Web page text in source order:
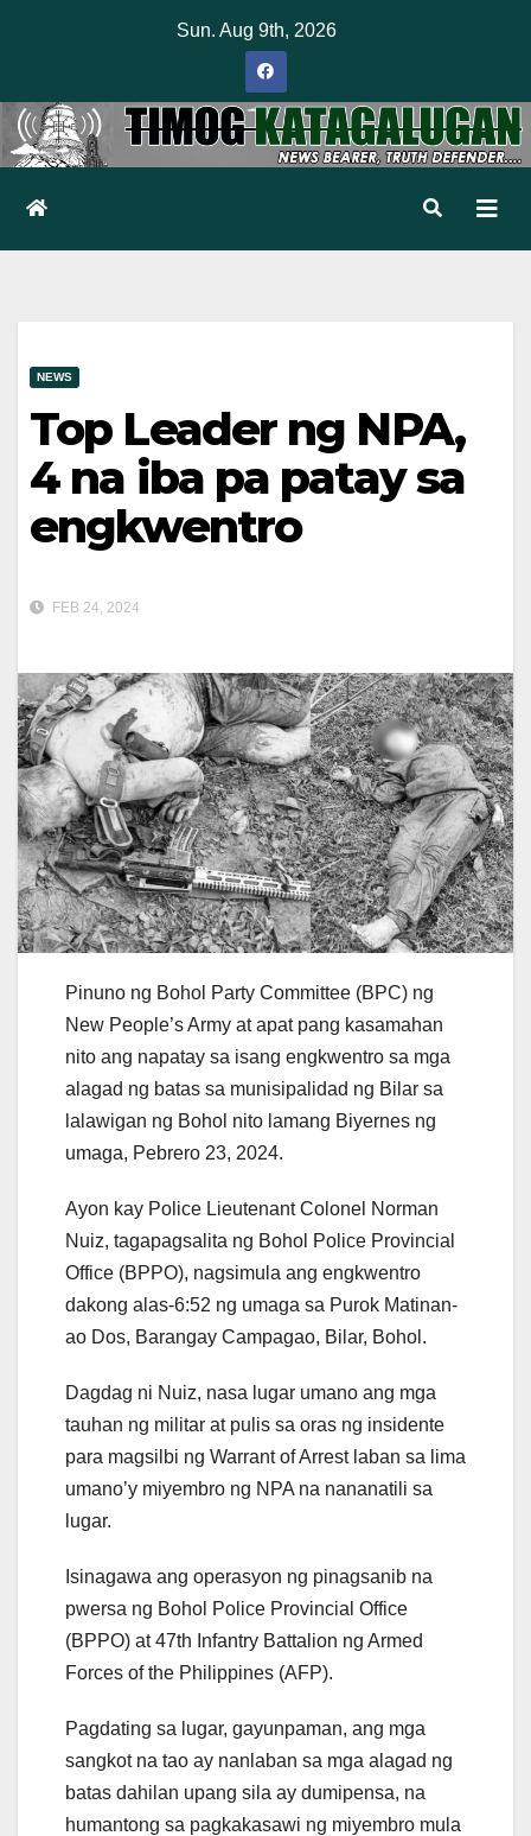
Sun. Aug 9th, 2026
NEWS
Top Leader ng NPA,
4 na iba pa patay sa
engkwentro
FEB 24, 2024
Pinuno ng Bohol Party Committee (BPC) ng
New People’s Army at apat pang kasamahan
nito ang napatay sa isang engkwentro sa mga
alagad ng batas sa munisipalidad ng Bilar sa
lalawigan ng Bohol nito lamang Biyernes ng
umaga, Pebrero 23, 2024.
Ayon kay Police Lieutenant Colonel Norman
Nuiz, tagapagsalita ng Bohol Police Provincial
Office (BPPO), nagsimula ang engkwentro
dakong alas-6:52 ng umaga sa Purok Matinan-
ao Dos, Barangay Campagao, Bilar, Bohol.
Dagdag ni Nuiz, nasa lugar umano ang mga
tauhan ng militar at pulis sa oras ng insidente
para magsilbi ng Warrant of Arrest laban sa lima
umano’y miyembro ng NPA na nananatili sa
lugar.
Isinagawa ang operasyon ng pinagsanib na
pwersa ng Bohol Police Provincial Office
(BPPO) at 47th Infantry Battalion ng Armed
Forces of the Philippines (AFP).
Pagdating sa lugar, gayunpaman, ang mga
sangkot na tao ay nanlaban sa mga alagad ng
batas dahilan upang sila ay dumipensa, na
humantong sa pagkakasawi ng miyembro mula